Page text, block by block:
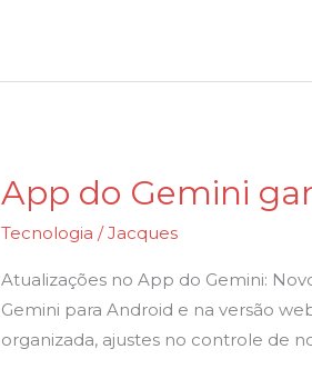
App do Gemini
Tecnologia /Jacques
Atualizações no App do Gemini:
Gemini para Android e na versão
organizada, ajustes no controle de
App
Gemini
ganha
novo
visual